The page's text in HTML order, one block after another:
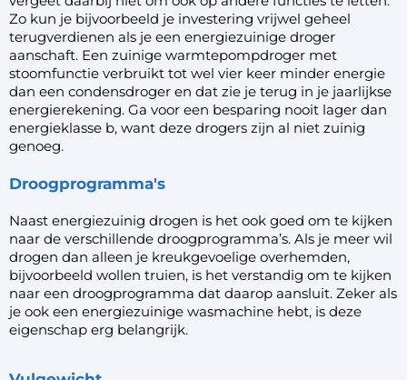
Zo kun je bijvoorbeeld je investering vrijwel geheel
terugverdienen als je een energiezuinige droger
aanschaft. Een zuinige warmtepompdroger met
stoomfunctie verbruikt tot wel vier keer minder energie
dan een condensdroger en dat zie je terug in je jaarlijkse
energierekening. Ga voor een besparing nooit lager dan
energieklasse b, want deze drogers zijn al niet zuinig
genoeg.
Droogprogramma's
Naast energiezuinig drogen is het ook goed om te kijken
naar de verschillende droogprogramma’s. Als je meer wil
drogen dan alleen je kreukgevoelige overhemden,
bijvoorbeeld wollen truien, is het verstandig om te kijken
naar een droogprogramma dat daarop aansluit. Zeker als
je ook een energiezuinige wasmachine hebt, is deze
eigenschap erg belangrijk.